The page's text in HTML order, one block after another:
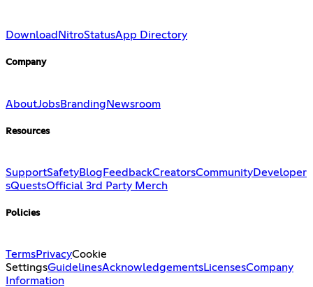
Download NitroStatusApp Directory
Company
AboutJobsBrandingNewsroom
Resources
SupportSafetyBlog FeedbackCreatorsCommunityDeveloper
sQuestsOfficial 3rd Party Merch
Policies
TermsPrivacyCookie
SettingsGuidelinesAcknowledgementsLicensesCompany
Information